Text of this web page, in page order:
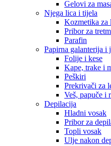
Gelovi za
Njega lica i tijela
Kozmetika za
Pribor za
Parafin
Papirna galanterija i
Folije i kese
Kape, trake i
Peškiri
Prekrivači za
Veš, papuče i
Depilacija
Hladni vosak
Pribor za
Topli vosak
Ulje nakon